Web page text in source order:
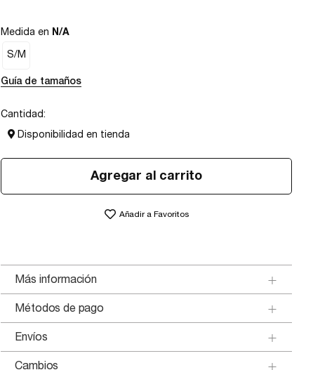
Medida en N/A
S/M
Guía de tamaños
Cantidad:
Disponibilidad en tienda
Agregar al carrito
Añadir a Favoritos
Más información
Métodos de pago
Envíos
Cambios